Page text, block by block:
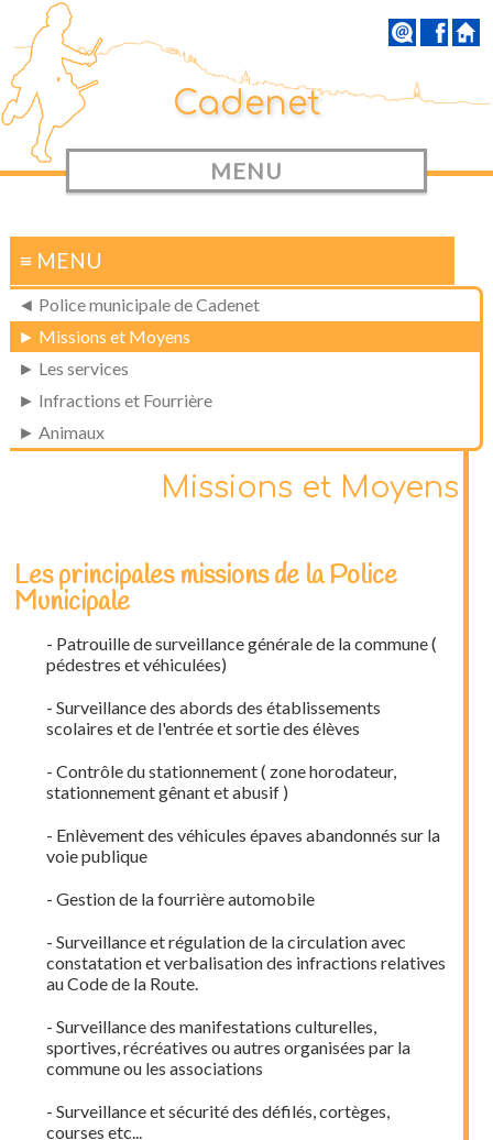
Cadenet
MENU
≡ MENU
◄ Police municipale de Cadenet
► Missions et Moyens
► Les services
► Infractions et Fourrière
► Animaux
Missions et Moyens
Les principales missions de la Police
Municipale
- Patrouille de surveillance générale de la commune (
pédestres et véhiculées)
- Surveillance des abords des établissements
scolaires et de l'entrée et sortie des élèves
- Contrôle du stationnement ( zone horodateur,
stationnement gênant et abusif )
- Enlèvement des véhicules épaves abandonnés sur la
voie publique
- Gestion de la fourrière automobile
- Surveillance et régulation de la circulation avec
constatation et verbalisation des infractions relatives
au Code de la Route.
- Surveillance des manifestations culturelles,
sportives, récréatives ou autres organisées par la
commune ou les associations
- Surveillance et sécurité des défilés, cortèges,
courses etc...